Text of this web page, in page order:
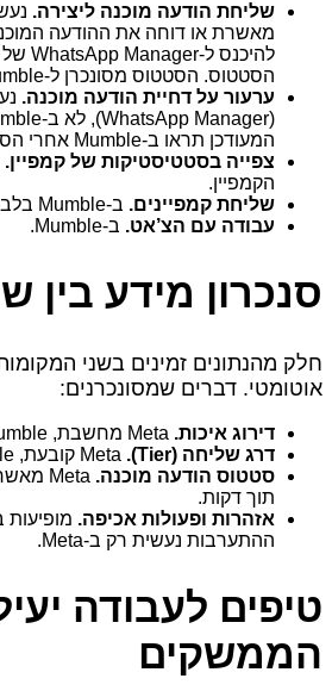
שליחת הודעה מוכנה ליצירה.
מאשרת או דוחה את ההודעה
הסטטוס. הסטטוס מסונכרן ל‑Mumble.
ערעור על דחיית הודעה מוכנה.
המעודכן תראו ב‑Mumble אחרי הסנכרון.
צפייה בסטטיסטיקות של קמפיין.
הקמפיין.
שליחת קמפיינים. ב‑Mumble בלבד.
עבודה עם הצ’אט. ב‑Mumble.
סנכרון מידע בין
חלק מהנתונים זמינים בשני
אוטומטי. דברים שמסונכרנים:
דירוג איכות.
דרג שליחה (Tier).
סטטוס הודעה מוכנה.
תוך דקות.
אזהרות ופעולות אכיפה.
ההתערבות נעשית רק ב‑Meta.
טיפים לעבודה
הממשקים